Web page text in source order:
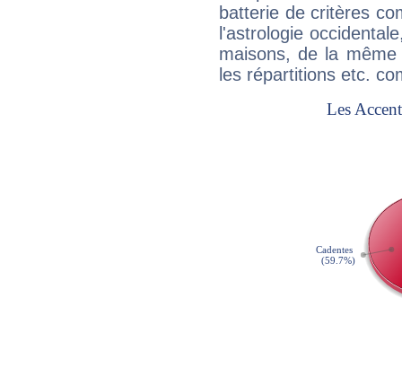
batterie de critères
l'astrologie
maisons, de la
les répartitions etc.